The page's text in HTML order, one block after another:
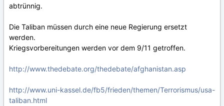
abtrünnig.
Die Taliban müssen durch eine neue Regierung ersetzt
werden.
Kriegsvorbereitungen werden vor dem 9/11 getroffen.
http://www.thedebate.org/thedebate/afghanistan.asp
http://www.uni-kassel.de/fb5/frieden/themen/Terrorismus/usa-
taliban.html